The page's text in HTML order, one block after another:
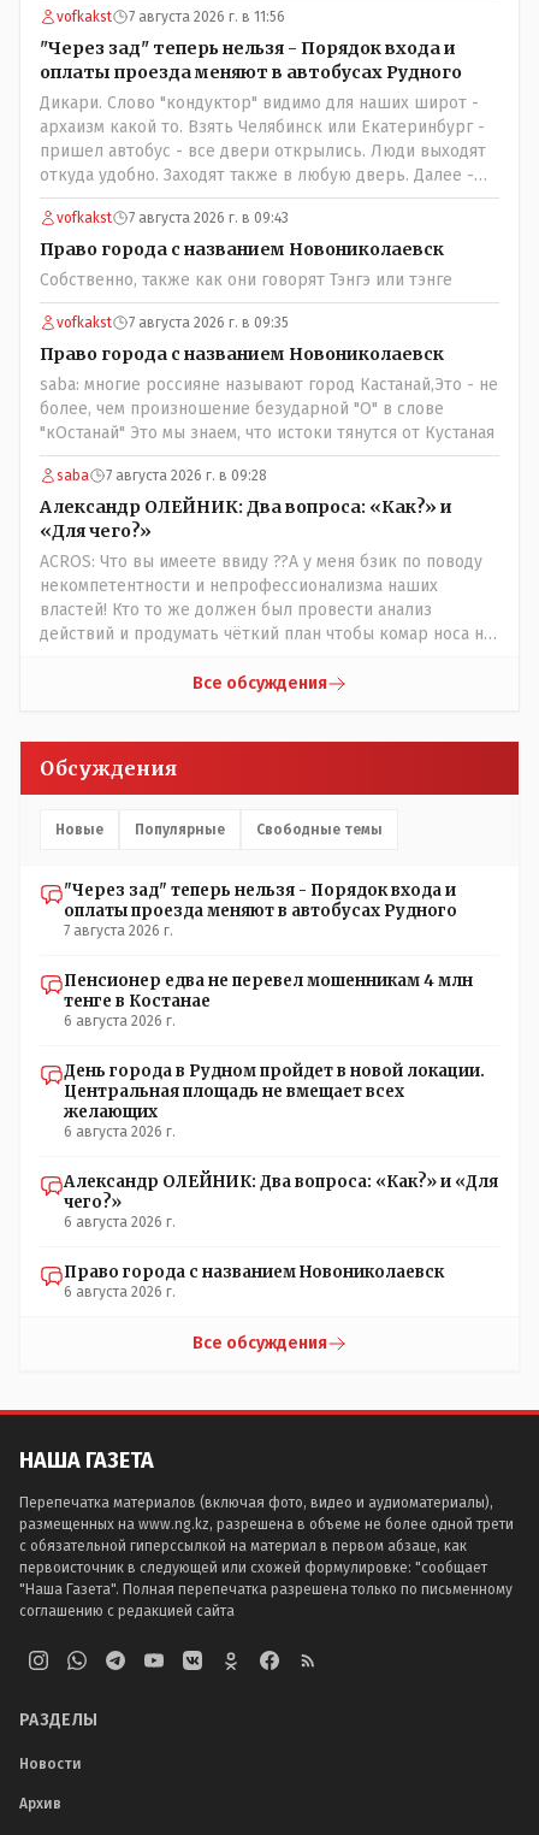
vofkakst 7 августа 2026 г. в 11:56
"Через зад" теперь нельзя - Порядок входа и
оплаты проезда меняют в автобусах Рудного
Дикари. Слово "кондуктор" видимо для наших широт -
архаизм какой то. Взять Челябинск или Екатеринбург -
пришел автобус - все двери открылись. Люди выходят
откуда удобно. Заходят также в любую дверь. Далее -
либо платишь сам (у каждой двери есть валидатор),
либо кондуктор подойдет с терминалом. Водитель
разгружен от вопросов оплаты, полностью
сконцентрировавшись на управлении автобусом.
Кондуктор - помимо удобства - несомненно рабочие
места. Сколько людей можно трудоустроить? Но зачем,
когда водитель должен и на дорогу смотреть, и оплату
контролировать , и (в редких случаях оплаты наличкой)
сдачу выдавать. У нас прогресс почему-то идет с
регрессом рука об руку. Любую хорошую задумку
умудряемся похерить(
vofkakst 7 августа 2026 г. в 09:43
Право города с названием Новониколаевск
Собственно, также как они говорят Тэнгэ или тэнге
vofkakst 7 августа 2026 г. в 09:35
Право города с названием Новониколаевск
saba: многие россияне называют город Кастанай,Это - не
более, чем произношение безударной "О" в слове
"кОстанай" Это мы знаем, что истоки тянутся от Кустаная
saba 7 августа 2026 г. в 09:28
Александр ОЛЕЙНИК: Два вопроса: «Как?» и
«Для чего?»
ACROS: Что вы имеете ввиду ??А у меня бзик по поводу
некомпетентности и непрофессионализма наших
властей! Кто то же должен был провести анализ
действий и продумать чёткий план чтобы комар носа не
центре либо кто то из родственников сидит, либо
причинам, просто обстоятельства немного меняются по
сравнению с Назарбаевскими временами, власти
неизвестная в уравнении взаимоотношений власти и
Все обсуждения
Обсуждения
Новые Популярные Свободные темы
"Через зад" теперь нельзя - Порядок входа и
оплаты проезда меняют в автобусах Рудного
7 августа 2026 г.
Пенсионер едва не перевел мошенникам 4 млн
тенге в Костанае
6 августа 2026 г.
День города в Рудном пройдет в новой локации.
Центральная площадь не вмещает всех
желающих
6 августа 2026 г.
Александр ОЛЕЙНИК: Два вопроса: «Как?» и «Для
чего?»
6 августа 2026 г.
Право города с названием Новониколаевск
6 августа 2026 г.
Все обсуждения
НАША ГАЗЕТА
Перепечатка материалов (включая фото, видео и аудиоматериалы),
размещенных на www.ng.kz, разрешена в объеме не более одной трети
с обязательной гиперссылкой на материал в первом абзаце, как
первоисточник в следующей или схожей формулировке: "сообщает
"Наша Газета". Полная перепечатка разрешена только по письменному
соглашению с редакцией сайта
РАЗДЕЛЫ
Новости
Архив